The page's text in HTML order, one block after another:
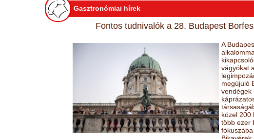
Gasztronómiai hírek
Fontos tudnivalók a 28. Budapest
A
vágyókat
megújuló
vendégek
közel 200
több ezer